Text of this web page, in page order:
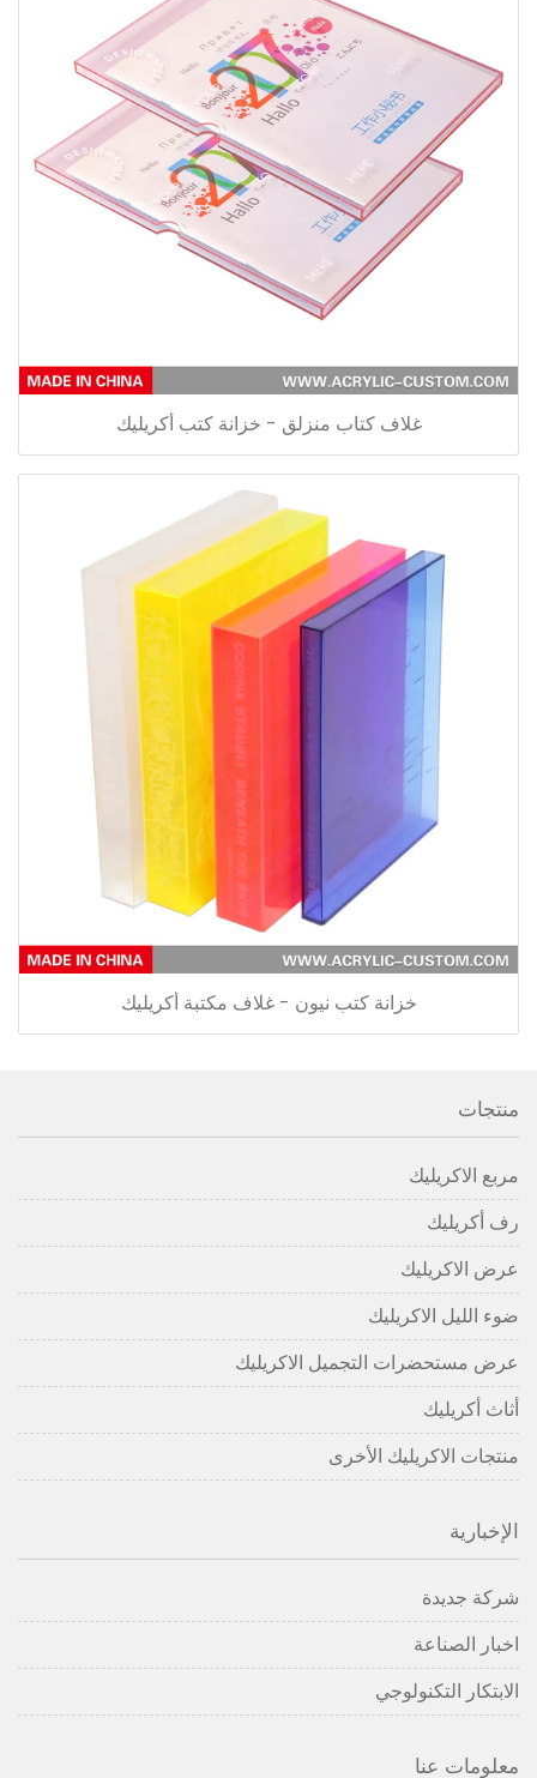
غلاف كتاب منزلق - خزانة كتب أكريليك
خزانة كتب نيون - غلاف مكتبة أكريليك
منتجات
مربع الاكريليك
رف أكريليك
عرض الاكريليك
ضوء الليل الاكريليك
عرض مستحضرات التجميل الاكريليك
أثاث أكريليك
منتجات الاكريليك الأخرى
الإخبارية
شركة جديدة
اخبار الصناعة
الابتكار التكنولوجي
معلومات عنا